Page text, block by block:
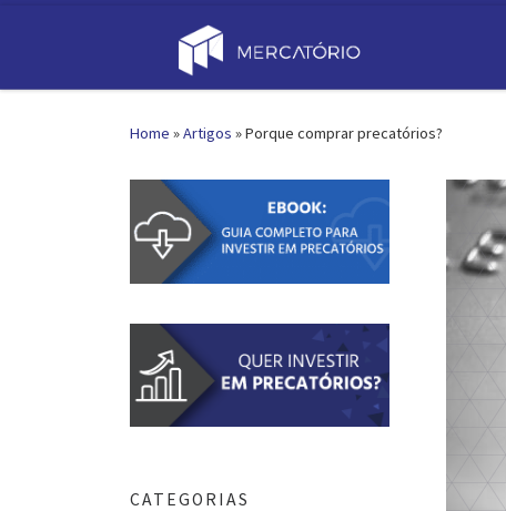
Home »Artigos »Porque comprar precatórios?
CATEGORIAS